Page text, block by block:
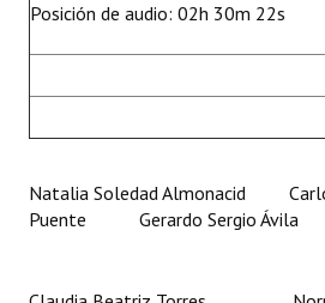
Posición de audio: 02h 30m 22s
Natalia Soledad Almonacid
Puente Gerardo Sergio Ávila